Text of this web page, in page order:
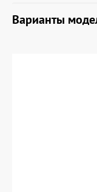
Варианты